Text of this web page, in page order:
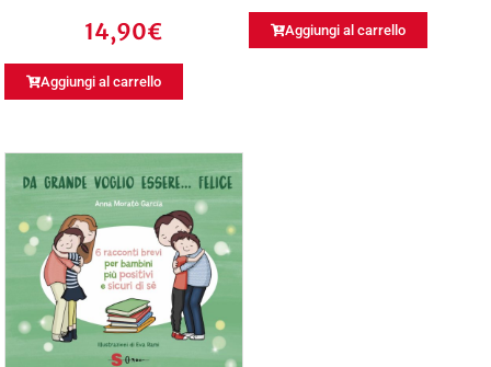
14,90€
Aggiungi al carrello
Aggiungi al carrello